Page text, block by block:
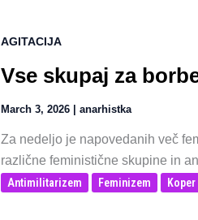
AGITACIJA
Vse skupaj za
March 3, 2026 anarhistka
Za nedeljo je napovedanih več
različne feministične skupine in
Antimilitarizem Feminizem Koper